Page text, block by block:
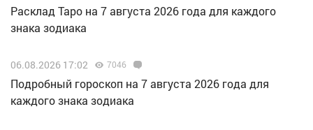
Расклад Таро на 7 августа 2026 года для каждого
знака зодиака
06.08.2026 17:02 7046
Подробный гороскоп на 7 августа 2026 года для
каждого знака зодиака